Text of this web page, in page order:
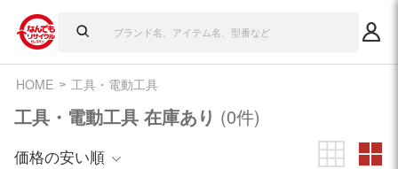
HOME 工具・電動工具
工具・電動工具 在庫あり (0件)
価格の安い順